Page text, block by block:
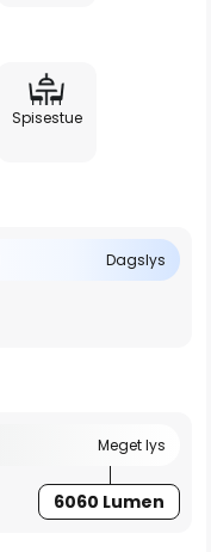
Spisestue
Dagslys
Meget lys
6060 Lumen